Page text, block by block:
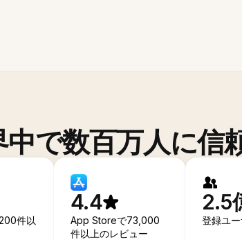
中で数百万人に信
件以
4.4
App Storeで73,000
件以上のレビュー
2.5
登録ユ